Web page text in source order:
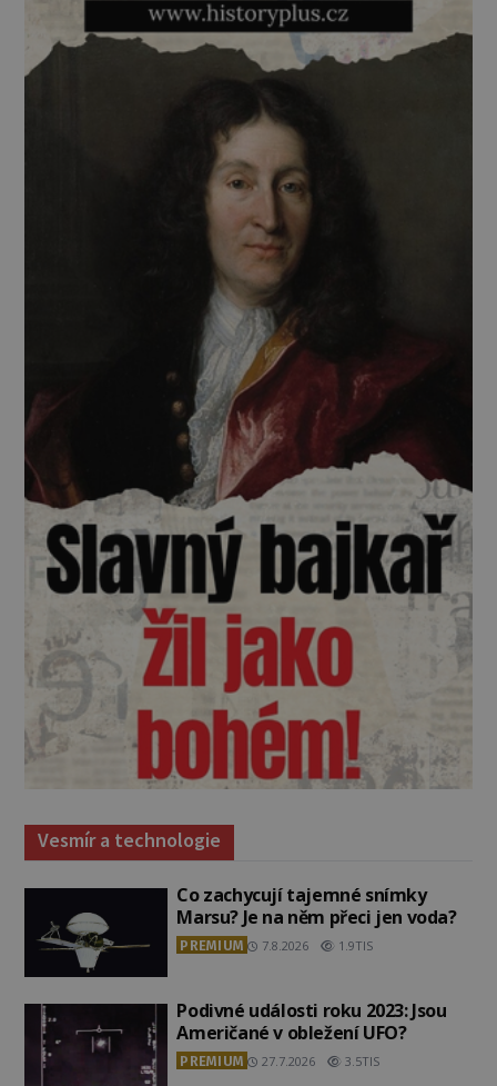
Vesmír a technologie
Co zachycují tajemné snímky
Marsu? Je na něm přeci jen voda?
PREMIUM 7.8.2026 1.9TIS
Podivné události roku 2023: Jsou
Američané v obležení UFO?
PREMIUM 27.7.2026 3.5TIS